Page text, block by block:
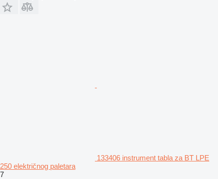
133406 instrument tabla za BT LPE
250 električnog paletara
7